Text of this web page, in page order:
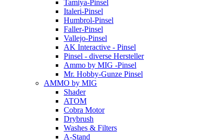
Tamiya-Pinsel
Italeri-Pinsel
Humbrol-Pinsel
Faller-Pinsel
Vallejo-Pinsel
AK Interactive - Pinsel
Pinsel - diverse Hersteller
Ammo by MIG -Pinsel
Mr. Hobby-Gunze Pinsel
AMMO by MIG
Shader
ATOM
Cobra Motor
Drybrush
Washes & Filters
A-Stand